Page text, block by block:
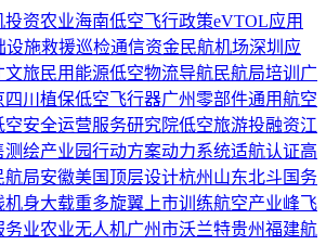
投资农业海南低空飞行政策eVTOL应用
设施救援巡检通信资金民航机场深圳 应
文旅民用 能源低空物流导航民航局培训 广
四川 植保低空飞行器广州零部件通用航空
空安全运营服务研究院低空旅游投融资江
测绘产业园行动方案动力系统适航认证高
航局安徽美国 顶层设计杭州 山东北斗 国务
机身大载重多旋翼上市训练航空产业峰飞
务业农业无人机广州市沃兰特贵州福建航